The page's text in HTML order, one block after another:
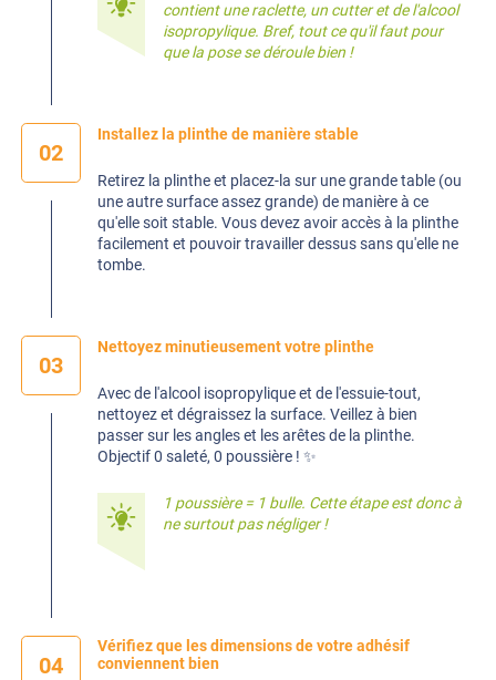
contient une raclette, un cutter et de l'alcool
isopropylique. Bref, tout ce qu'il faut pour
que la pose se déroule bien !
02
Installez la plinthe de manière stable
Retirez la plinthe et placez-la sur une grande table (ou
une autre surface assez grande) de manière à ce
qu'elle soit stable. Vous devez avoir accès à la plinthe
facilement et pouvoir travailler dessus sans qu'elle ne
tombe.
03
Nettoyez minutieusement votre plinthe
Avec de l'alcool isopropylique et de l'essuie-tout,
nettoyez et dégraissez la surface. Veillez à bien
passer sur les angles et les arêtes de la plinthe.
Objectif 0 saleté, 0 poussière ! ✨
1 poussière = 1 bulle. Cette étape est donc à
ne surtout pas négliger !
04
Vérifiez que les dimensions de votre adhésif
conviennent bien